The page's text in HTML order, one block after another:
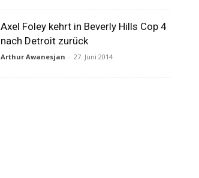
Axel Foley kehrt in Beverly Hills Cop 4
nach Detroit zurück
Arthur Awanesjan - 27. Juni 2014